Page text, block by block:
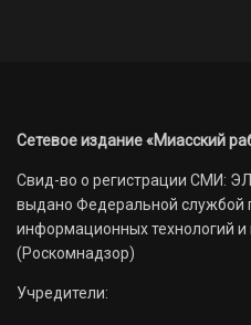
Сетевое издание «Миасский
Свид-во о регистрации СМИ:
выдано Федеральной службой
информационных технологий
(Роскомнадзор)
Учредители: